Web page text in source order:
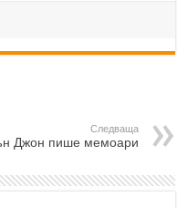
Следваща
Джон пише мемоари